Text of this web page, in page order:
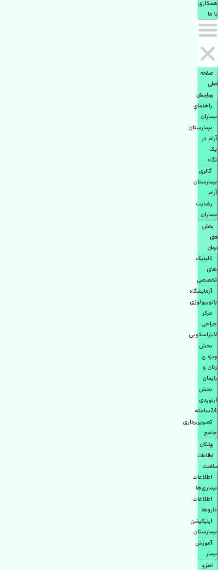
همكاری
با ما
صفحه
اصلی
بيمارستان
راهنماي
بیماران
بیمارستان
آرام در
یک
نگاه
گالری
بیمارستان
آرام
رضایت
بیماران
بخش
های
درمان
کلینیک
های
تخصصی
آزمایشگاه
پاتوبیولوژی
مرکز
جراحی
لاپاراسکوپی
بخش
ویژه ی
زنان و
زایمان
بخش
ارتوپدی
24ساعته
تصویربرداری
جامع
پزشكان
اطلاعات
سلامت
اطلاعات
بیماری‌ها
اطلاعات
دارو‌ها
اپليكيشن
بيمارستان
آموزش
بیمار
اخبار و